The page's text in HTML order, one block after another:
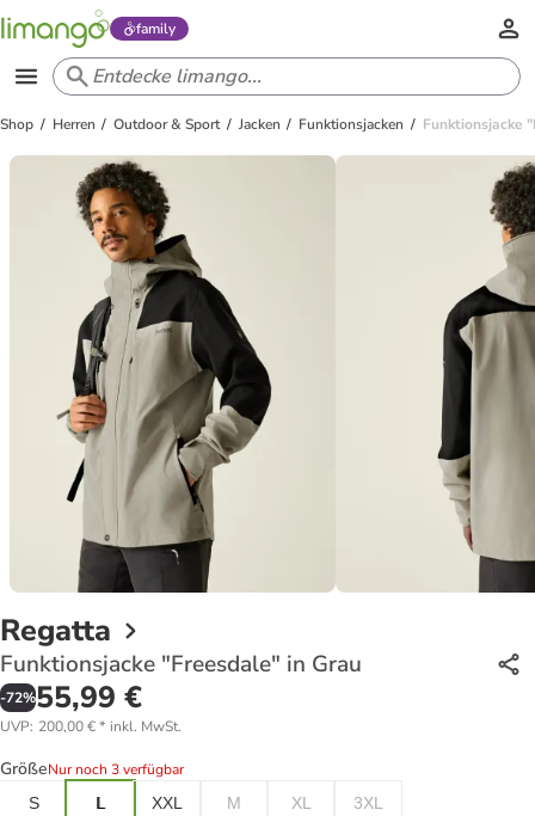
family
Shop Herren Outdoor & Sport Jacken Funktionsjacken Funktionsjacke
Regatta
Funktionsjacke "Freesdale" in Grau
-72%55,99 €
UVP: 200,00 €* inkl. MwSt.
GrößeNur noch 3 verfügbar
S
L XXL M XL 3XL